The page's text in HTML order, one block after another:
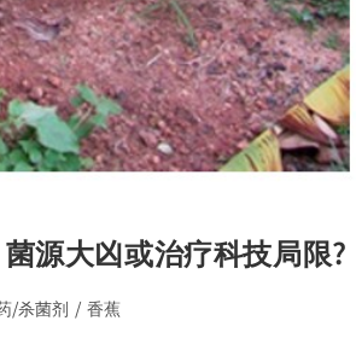
源大凶或治疗科技局限?
/杀菌剂 / 香蕉